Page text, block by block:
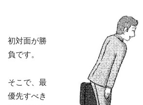
初対面が勝
負です。
そこで、最
優先すべき